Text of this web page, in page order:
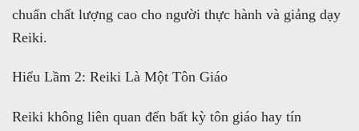
chuẩn chất lượng cao cho người thực hành và giảng dạy
Reiki.
Hiểu Lầm 2: Reiki Là Một Tôn Giáo
Reiki không liên quan đến bất kỳ tôn giáo hay tín